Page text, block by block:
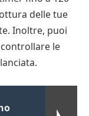
delle tue
Inoltre, puoi
le